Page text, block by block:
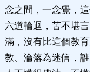
念之間，一念覺，
六道輪迴，苦不堪
滿，沒有比這個教
教、淪落為迷信，